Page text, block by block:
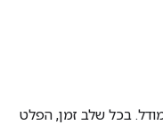
בכל שלב זמן, הפלט